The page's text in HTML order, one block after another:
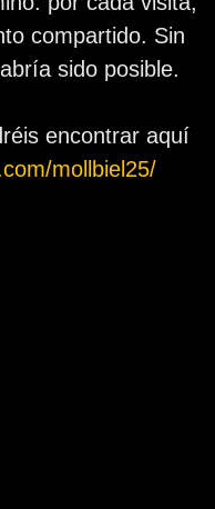
compartido. Sin
sido posible.
encontrar aquí
mollbiel25/